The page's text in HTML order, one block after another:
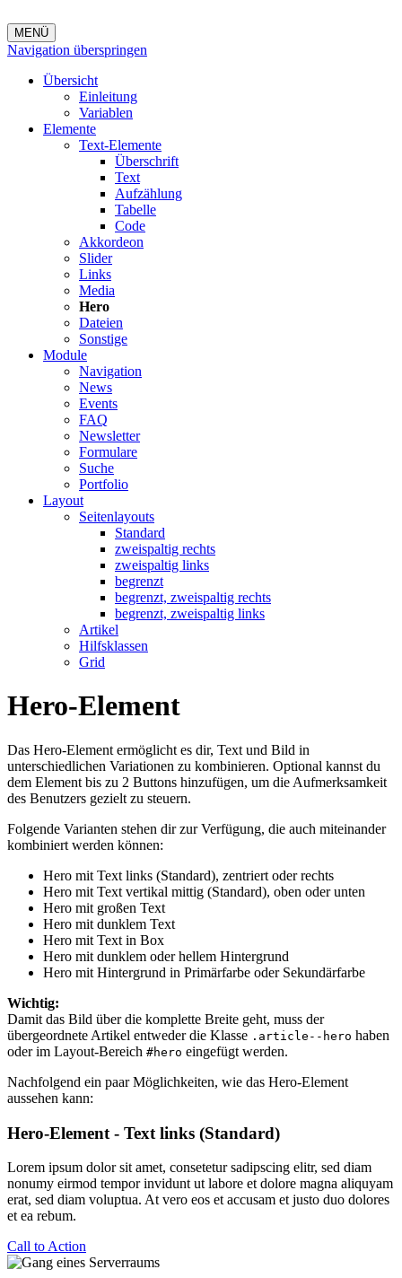
MENÜ
Navigation überspringen
Übersicht
Einleitung
Variablen
Elemente
Text-Elemente
Überschrift
Text
Aufzählung
Tabelle
Code
Akkordeon
Slider
Links
Media
Hero
Dateien
Sonstige
Module
Navigation
News
Events
FAQ
Newsletter
Formulare
Suche
Portfolio
Layout
Seitenlayouts
Standard
zweispaltig rechts
zweispaltig links
begrenzt
begrenzt, zweispaltig rechts
begrenzt, zweispaltig links
Artikel
Hilfsklassen
Grid
Hero-Element
Das Hero-Element ermöglicht es dir, Text und Bild in
unterschiedlichen Variationen zu kombinieren. Optional kannst du
dem Element bis zu 2 Buttons hinzufügen, um die Aufmerksamkeit
des Benutzers gezielt zu steuern.
Folgende Varianten stehen dir zur Verfügung, die auch miteinander
kombiniert werden können:
Hero mit Text links (Standard), zentriert oder rechts
Hero mit Text vertikal mittig (Standard), oben oder unten
Hero mit großen Text
Hero mit dunklem Text
Hero mit Text in Box
Hero mit dunklem oder hellem Hintergrund
Hero mit Hintergrund in Primärfarbe oder Sekundärfarbe
Wichtig:
Damit das Bild über die komplette Breite geht, muss der
übergeordnete Artikel entweder die Klasse .article--hero haben
oder im Layout-Bereich #hero eingefügt werden.
Nachfolgend ein paar Möglichkeiten, wie das Hero-Element
aussehen kann:
Hero-Element - Text links (Standard)
Lorem ipsum dolor sit amet, consetetur sadipscing elitr, sed diam
nonumy eirmod tempor invidunt ut labore et dolore magna aliquyam
erat, sed diam voluptua. At vero eos et accusam et justo duo dolores
et ea rebum.
Call to Action